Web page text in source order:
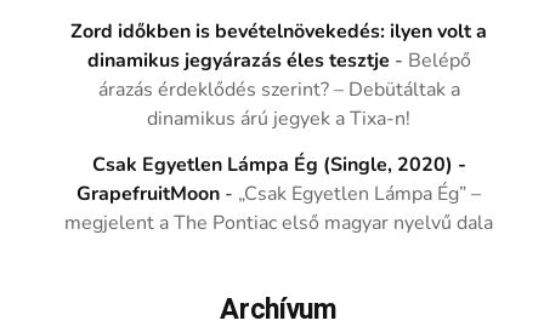
Zord időkben is bevételnövekedés: ilyen volt a
dinamikus jegyárazás éles tesztje - Belépő
árazás érdeklődés szerint? – Debütáltak a
dinamikus árú jegyek a Tixa-n!
Csak Egyetlen Lámpa Ég (Single, 2020) -
GrapefruitMoon - „Csak Egyetlen Lámpa Ég” –
megjelent a The Pontiac első magyar nyelvű dala
Archívum